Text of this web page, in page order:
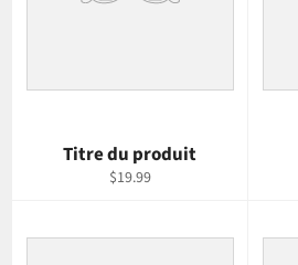
Titre du produit
$19.99